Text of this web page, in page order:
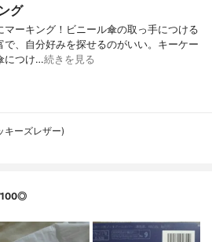
グ
ーキング！ビニール傘の取っ手につける
で、自分好みを探せるのがいい。キーケー
につけ…続きを見る
ーズレザー)
100◎